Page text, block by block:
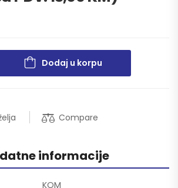
Dodaj u korpu
Compare
informacije
KOM